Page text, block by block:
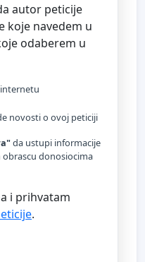
autor peticije
koje navedem u
odaberem u
novosti o ovoj peticiji
da ustupi informacije
donosiocima
i prihvatam
.